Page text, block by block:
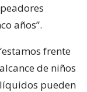
años”.
frente
de niños
pueden